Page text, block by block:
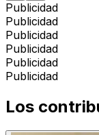
Publicidad
Publicidad
Publicidad
Publicidad
Publicidad
Publicidad
Los